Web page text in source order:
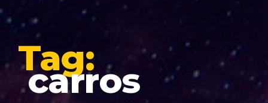
Tag:
carros